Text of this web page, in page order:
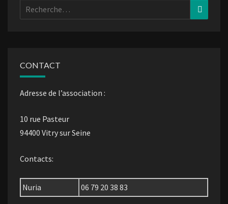
Rechercher :
CONTACT
Adresse de l’association :
10 rue Pasteur
94400 Vitry sur Seine
Contacts:
Nuria 06 79 20 38 83